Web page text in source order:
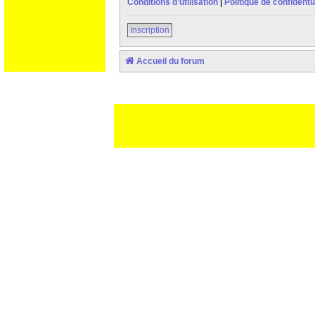
Conditions d’utilisation
Politique de
Inscription
Accueil du forum